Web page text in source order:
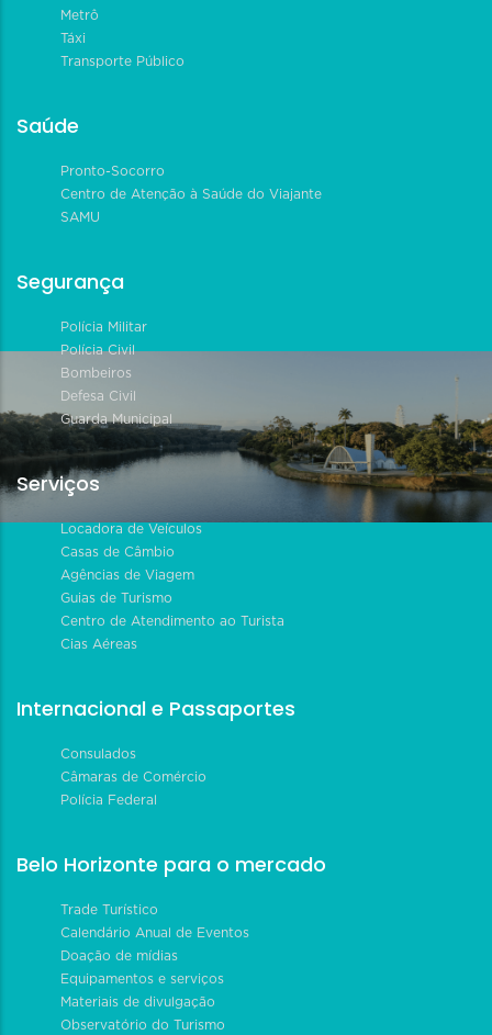
Metrô
Táxi
Transporte Público
Saúde
Pronto-Socorro
Centro de Atenção à Saúde do Viajante
SAMU
Segurança
Polícia Militar
Polícia Civil
Bombeiros
Defesa Civil
Guarda Municipal
Serviços
Locadora de Veículos
Casas de Câmbio
Agências de Viagem
Guias de Turismo
Centro de Atendimento ao Turista
Cias Aéreas
Internacional e Passaportes
Consulados
Câmaras de Comércio
Polícia Federal
Belo Horizonte para o mercado
Trade Turístico
Calendário Anual de Eventos
Doação de mídias
Equipamentos e serviços
Materiais de divulgação
Observatório do Turismo